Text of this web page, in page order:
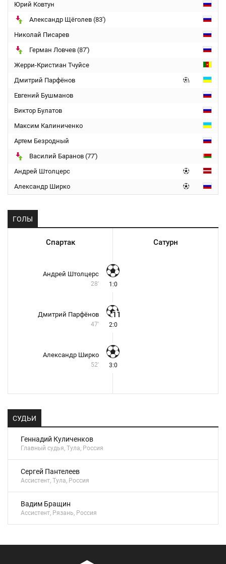
Юрий Ковтун
Александр Щёголев (83')
Николай Писарев
Герман Ловчев (87')
Жерри-Кристиан Тчуйсе
Дмитрий Парфёнов
Евгений Бушманов
Виктор Булатов
Максим Калиниченко
Артем Безродный
Василий Баранов (77')
Андрей Штолцерс
Александр Ширко
ГОЛЫ
Спартак Сатурн
Андрей Штолцерс
28' 1:0
Дмитрий Парфёнов
47' 2:0
Александр Ширко
52' 3:0
СУДЬИ
Геннадий Куличенков
Главный судья, Тула, Россия
Сергей Пантелеев
Ассистент, Тула, Россия
Вадим Бращин
Ассистент, Рязань, Россия